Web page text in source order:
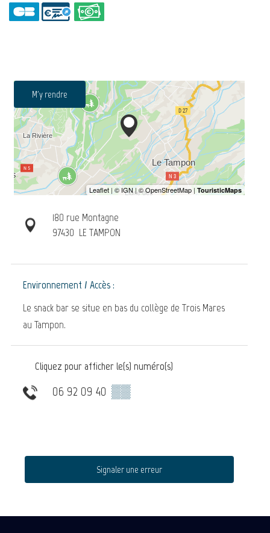
M'y rendre
180 rue Montagne
97430 LE TAMPON
Environnement / Accès :
Le snack bar se situe en bas du collège de Trois Mares
au Tampon.
Cliquez pour afficher le(s) numéro(s)
06 92 09 40 ▒▒
Signaler une erreur